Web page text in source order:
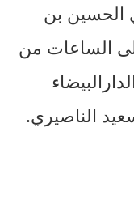
الحسين بن
الساعات من
الناصيري.